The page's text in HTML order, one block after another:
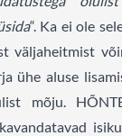
“. Ka ei ole
väljaheitmist
ühe aluse
mõju.